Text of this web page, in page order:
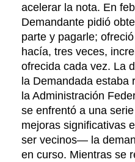
acelerar la nota. En
Demandante pidió
parte y pagarle;
hacía, tres veces,
ofrecida cada vez. La
la Demandada estaba
la Administración
se enfrentó a una
mejoras significativas
ser vecinos— la
en curso. Mientras se